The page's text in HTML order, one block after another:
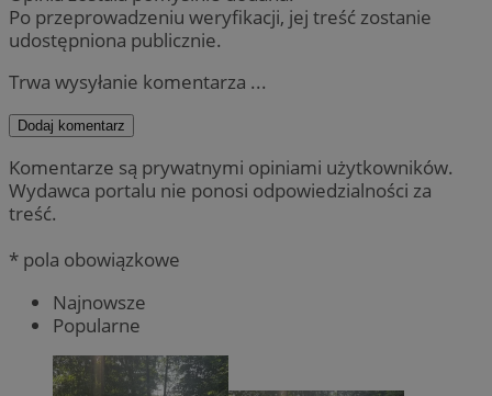
Po przeprowadzeniu weryfikacji, jej treść zostanie
udostępniona publicznie.
Trwa wysyłanie komentarza ...
Dodaj komentarz
Komentarze są prywatnymi opiniami użytkowników.
Wydawca portalu nie ponosi odpowiedzialności za
treść.
* pola obowiązkowe
Najnowsze
Popularne